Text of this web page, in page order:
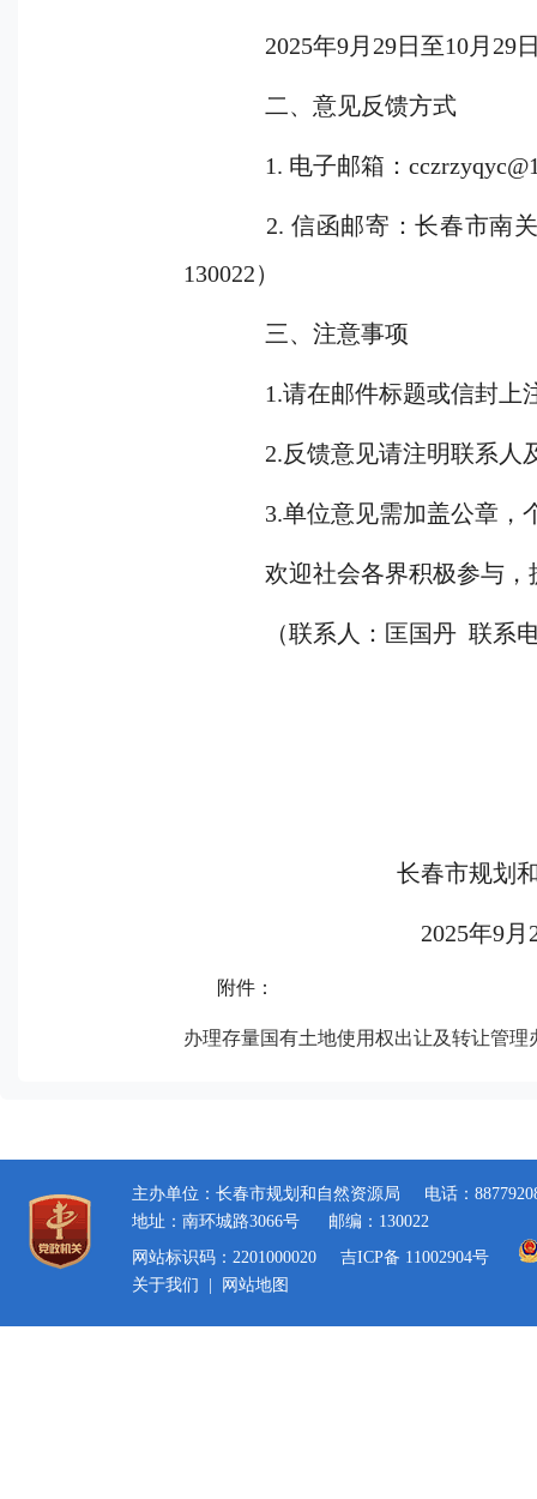
2025年9月 29日至10月 29
二、意见反馈方式
1. 电子邮箱 ：
2. 信函邮寄：长春市南
130022）
三、注意事项
1.请在邮件标题或信封 上
2.反馈意见请注明联系人
3.单位意见需加盖公章，
欢迎社会各界积极参与
（联系人：匡国丹 联系
长春市规划
2025年9月
附件：
办理存量国有土地使用权出让及转让管理
主办单位：长春市规划和自然资源局
电话：
地址：南环城路3066号
邮编：130022
网站标识码：2201000020
吉ICP备 11002904号
关于我们
网站地图